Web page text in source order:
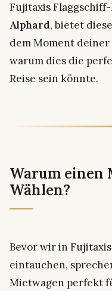
Fujitaxis
Alphard, bietet
dem Moment deiner
warum dies die
Reise sein könnte.
Warum einen
Wählen?
Bevor wir in
eintauchen,
Mietwagen perfekt